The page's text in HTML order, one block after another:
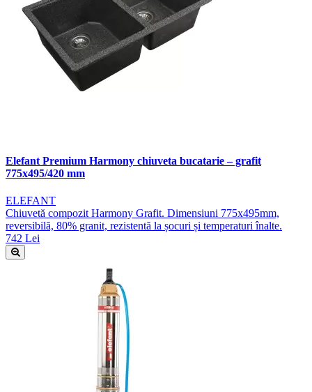
Elefant Premium Harmony chiuveta bucatarie – grafit
775x495/420 mm
ELEFANT
Chiuvetă compozit Harmony Grafit. Dimensiuni 775x495mm,
reversibilă, 80% granit, rezistentă la șocuri și temperaturi înalte.
742 Lei